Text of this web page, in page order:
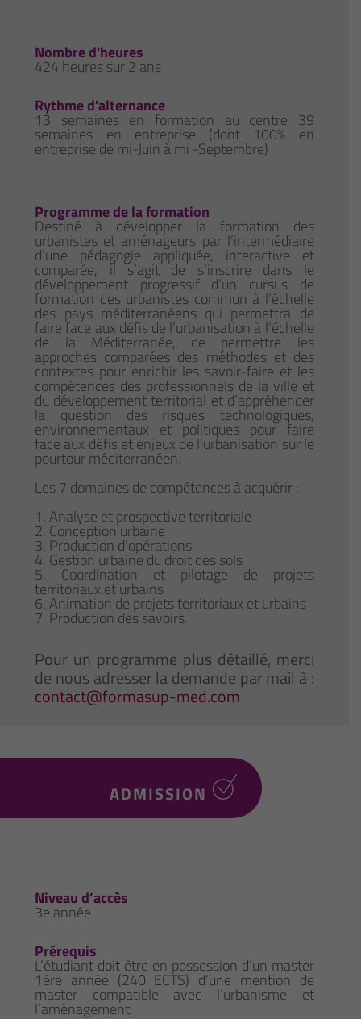
Nombre d'heures
424 heures sur 2 ans
Rythme d'alternance
13 semaines en formation au centre 39
semaines en entreprise (dont 100% en
entreprise de mi-Juin à mi -Septembre)
Programme de la formation
Destiné à développer la formation des
urbanistes et aménageurs par l’intermédiaire
d’une pédagogie appliquée, interactive et
comparée, il s’agit de s’inscrire dans le
développement progressif d’un cursus de
formation des urbanistes commun à l’échelle
des pays méditerranéens qui permettra de
faire face aux défis de l’urbanisation à l’échelle
de la Méditerranée, de permettre les
approches comparées des méthodes et des
contextes pour enrichir les savoir-faire et les
compétences des professionnels de la ville et
du développement territorial et d’appréhender
la question des risques technologiques,
environnementaux et politiques pour faire
face aux défis et enjeux de l’urbanisation sur le
pourtour méditerranéen.
Les 7 domaines de compétences à acquérir :
1. Analyse et prospective territoriale
2. Conception urbaine
3. Production d’opérations
4. Gestion urbaine du droit des sols
5. Coordination et pilotage de projets
territoriaux et urbains
6. Animation de projets territoriaux et urbains
7. Production des savoirs.
Pour un programme plus détaillé, merci
de nous adresser la demande par mail à :
contact@formasup-med.com
ADMISSION
Niveau d’accès
3e année
Prérequis
L’étudiant doit être en possession d’un master
1ère année (240 ECTS) d’une mention de
master compatible avec l’urbanisme et
l’aménagement.